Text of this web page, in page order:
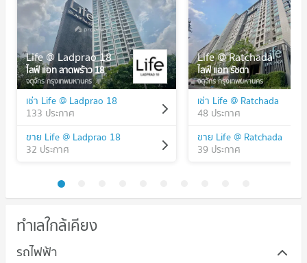
Life @ Ladprao 18
ไลฟ์ แอท ลาดพร้าว 18
จตุจักร กรุงเทพมหานคร
เช่า Life @ Ladprao 18
133 ประกาศ
ขาย Life @ Ladprao 18
32 ประกาศ
Life @ Ratchada
ไลฟ์ แอท รัชดา
จตุจักร กรุงเทพมหานคร
เช่า Life @ Ratchada
48 ประกาศ
ขาย Life @ Ratchada
39 ประกาศ
ทำเลใกล้เคียง
รถไฟฟ้า